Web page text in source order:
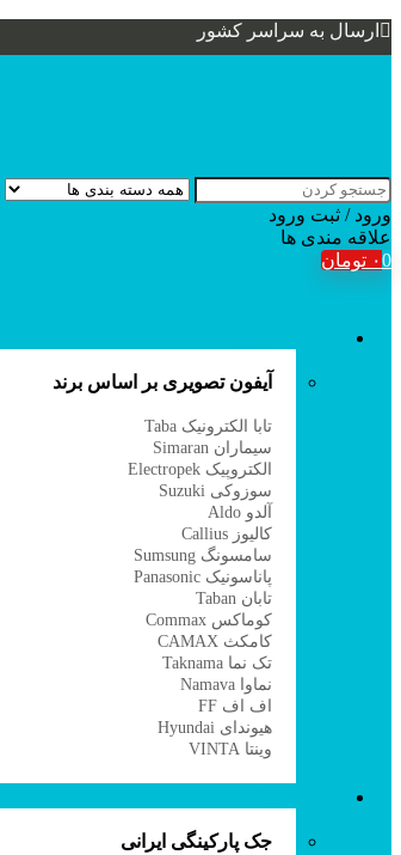
ارسال به سراسر کشور
ورود / ثبت ورود
علاقه مندی ها
0۰ تومان
آیفون تصویری بر اساس برند
تابا الکترونیک Taba
سیماران Simaran
الکتروپیک Electropek
سوزوکی Suzuki
آلدو Aldo
کالیوز Callius
سامسونگ Sumsung
پاناسونیک Panasonic
تابان Taban
کوماکس Commax
کامکث CAMAX
تک نما Taknama
نماوا Namava
اف اف FF
هیوندای Hyundai
وینتا VINTA
جک پارکینگی ایرانی